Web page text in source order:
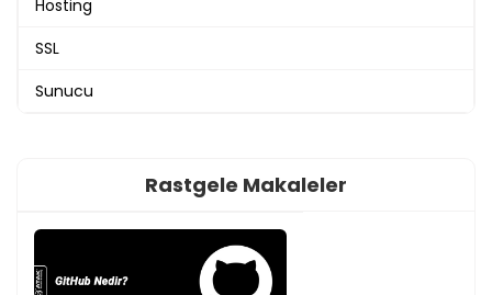
Hosting
SSL
Sunucu
Rastgele Makaleler